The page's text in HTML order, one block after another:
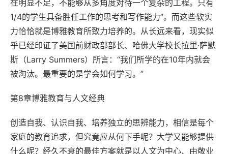
在明显不足，不能够从多角度对待一个复杂的工程。只有
1/4的学生具备胜任工作的思考和写作能力”。而这些软实
力恰恰就是博雅教育所致力培养的。从长远来看，现实似
乎已经印证了美国前财政部部长、哈佛大学校长拉里·萨默
斯（Larry Summers）所言：“我们所学的在10年内就会
被淘汰。最重要的是学会如何学习。”
第8章博雅教育与人文经典
创造自我、认识自我、培养独立的思辨能力，相信是每个
家庭的教育追求，但究竟应从何下手呢？大学又能够提供
什么呢？经久不衰的最佳方案就是以人文为中心、由敬业